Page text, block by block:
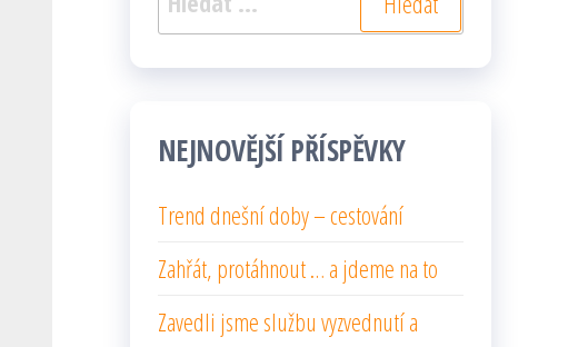
NEJNOVĚJŠÍ PŘÍSPĚVKY
Trend dnešní doby – cestování
Zahřát, protáhnout … a jdeme na to
Zavedli jsme službu vyzvednutí a